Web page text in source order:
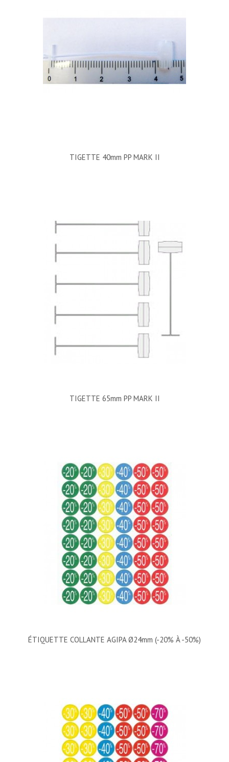
TIGETTE 40mm PP MARK II
TIGETTE 65mm PP MARK II
ÉTIQUETTE COLLANTE AGIPA Ø24mm (-20% À -50%)